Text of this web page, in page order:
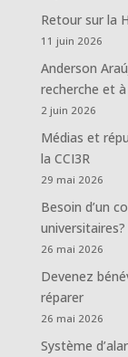
Retour sur la
11 juin 2026
Anderson
recherche et
2 juin 2026
Médias et
la CCI3R
29 mai 2026
Besoin d’un
universitaires?
26 mai 2026
Devenez
réparer
26 mai 2026
Système